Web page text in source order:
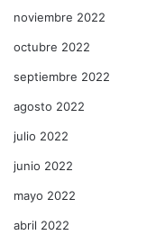
noviembre 2022
octubre 2022
septiembre 2022
agosto 2022
julio 2022
junio 2022
mayo 2022
abril 2022